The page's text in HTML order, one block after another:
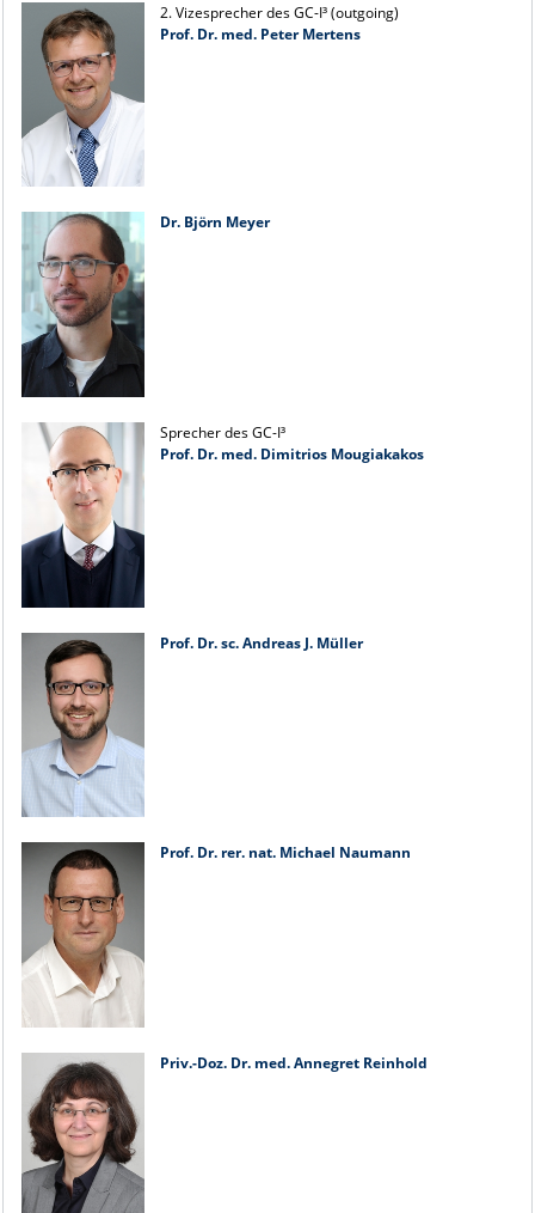
2. Vizesprecher des GC-I³ (outgoing)
Prof. Dr. med. Peter Mertens
Dr. Björn Meyer
Sprecher des GC-I³
Prof. Dr. med. Dimitrios Mougiakakos
Prof. Dr. sc. Andreas J. Müller
Prof. Dr. rer. nat. Michael Naumann
Priv.-Doz. Dr. med. Annegret Reinhold